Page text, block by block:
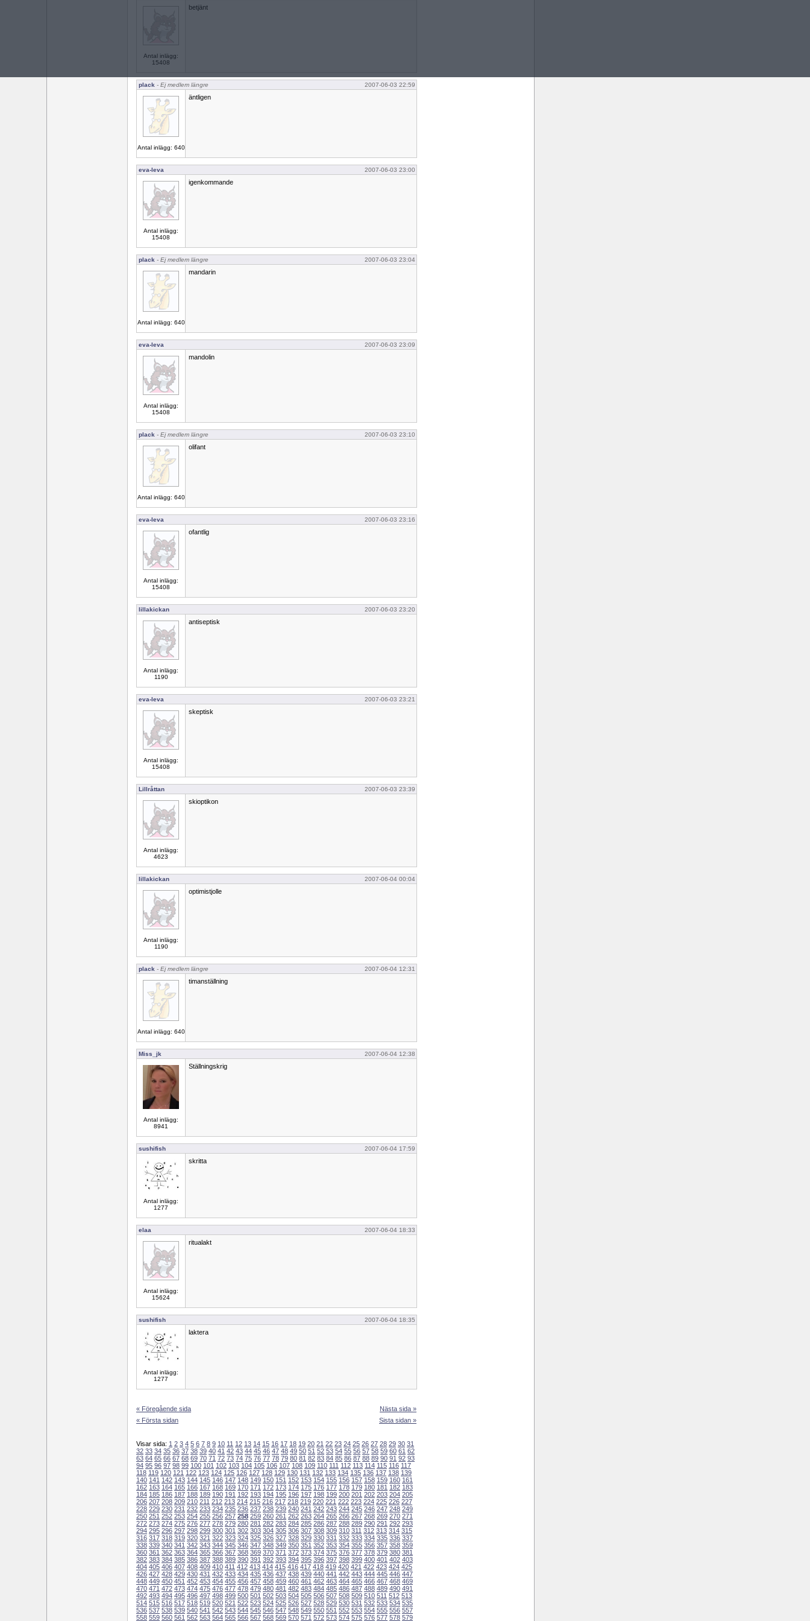
Antal inlägg:
15408
betjänt
plack - Ej medlem längre 2007-06-03 22:59
Antal inlägg: 640
äntligen
eva-leva 2007-06-03 23:00
Antal inlägg:
15408
igenkommande
plack - Ej medlem längre 2007-06-03 23:04
Antal inlägg: 640
mandarin
eva-leva 2007-06-03 23:09
Antal inlägg:
15408
mandolin
plack - Ej medlem längre 2007-06-03 23:10
Antal inlägg: 640
olifant
eva-leva 2007-06-03 23:16
Antal inlägg:
15408
ofantlig
lillakickan 2007-06-03 23:20
Antal inlägg:
1190
antiseptisk
eva-leva 2007-06-03 23:21
Antal inlägg:
15408
skeptisk
Lillråttan 2007-06-03 23:39
Antal inlägg:
4623
skioptikon
lillakickan 2007-06-04 00:04
Antal inlägg:
1190
optimistjolle
plack - Ej medlem längre 2007-06-04 12:31
Antal inlägg: 640
timanställning
Miss_jk 2007-06-04 12:38
Antal inlägg:
8941
Ställningskrig
sushifish 2007-06-04 17:59
Antal inlägg:
1277
skritta
elaa 2007-06-04 18:33
Antal inlägg:
15624
ritualakt
sushifish 2007-06-04 18:35
Antal inlägg:
1277
laktera
« Föregående sida
« Första sidan
Nästa sida »
Sista sidan »
Visar sida: 1 2 3 4 5 6 7 8 9 10 11 12 13 14 15 16 17 18 19 20 21 22 23 24 25 26 27 28 29 30 31
32 33 34 35 36 37 38 39 40 41 42 43 44 45 46 47 48 49 50 51 52 53 54 55 56 57 58 59 60 61 62
63 64 65 66 67 68 69 70 71 72 73 74 75 76 77 78 79 80 81 82 83 84 85 86 87 88 89 90 91 92 93
94 95 96 97 98 99 100 101 102 103 104 105 106 107 108 109 110 111 112 113 114 115 116 117
118 119 120 121 122 123 124 125 126 127 128 129 130 131 132 133 134 135 136 137 138 139
140 141 142 143 144 145 146 147 148 149 150 151 152 153 154 155 156 157 158 159 160 161
162 163 164 165 166 167 168 169 170 171 172 173 174 175 176 177 178 179 180 181 182 183
184 185 186 187 188 189 190 191 192 193 194 195 196 197 198 199 200 201 202 203 204 205
206 207 208 209 210 211 212 213 214 215 216 217 218 219 220 221 222 223 224 225 226 227
228 229 230 231 232 233 234 235 236 237 238 239 240 241 242 243 244 245 246 247 248 249
250 251 252 253 254 255 256 257 258 259 260 261 262 263 264 265 266 267 268 269 270 271
272 273 274 275 276 277 278 279 280 281 282 283 284 285 286 287 288 289 290 291 292 293
294 295 296 297 298 299 300 301 302 303 304 305 306 307 308 309 310 311 312 313 314 315
316 317 318 319 320 321 322 323 324 325 326 327 328 329 330 331 332 333 334 335 336 337
338 339 340 341 342 343 344 345 346 347 348 349 350 351 352 353 354 355 356 357 358 359
360 361 362 363 364 365 366 367 368 369 370 371 372 373 374 375 376 377 378 379 380 381
382 383 384 385 386 387 388 389 390 391 392 393 394 395 396 397 398 399 400 401 402 403
404 405 406 407 408 409 410 411 412 413 414 415 416 417 418 419 420 421 422 423 424 425
426 427 428 429 430 431 432 433 434 435 436 437 438 439 440 441 442 443 444 445 446 447
448 449 450 451 452 453 454 455 456 457 458 459 460 461 462 463 464 465 466 467 468 469
470 471 472 473 474 475 476 477 478 479 480 481 482 483 484 485 486 487 488 489 490 491
492 493 494 495 496 497 498 499 500 501 502 503 504 505 506 507 508 509 510 511 512 513
514 515 516 517 518 519 520 521 522 523 524 525 526 527 528 529 530 531 532 533 534 535
536 537 538 539 540 541 542 543 544 545 546 547 548 549 550 551 552 553 554 555 556 557
558 559 560 561 562 563 564 565 566 567 568 569 570 571 572 573 574 575 576 577 578 579